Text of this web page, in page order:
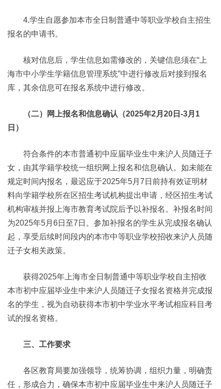
4.学生自愿参加本市全日制普通中等职业学校自主招生
报名的申请书。
核对信息后，学生信息如需修改的，关键信息须在“上
海市中小学生学籍信息管理系统”中进行修改后对接到报名
库，其余信息可在报名系统中进行修改。
（二）网上报名和信息确认（2025年2月20日-3月1
日）
符合条件的本市普通初中应届毕业生中来沪人员随迁子
女，由其学籍学校统一组织网上报名和信息确认。如未能在
规定时间内报名，最迟应于2025年5月7日前持有效证明材
料向学籍学校所在区招生考试机构提出申请，经区招生考试
机构审核并报上海市教育考试院后予以补报名。补报名时间
为2025年5月6日至7日。参加补报名的学生从完成报名确认
起，享受后续时间段内的本市中等职业学校招收来沪人员随
迁子女相关政策。
获得2025年上海市全日制普通中等职业学校自主招收
本市初中应届毕业生中来沪人员随迁子女报名资格并完成报
名的学生，视为自动获得本市初中学业水平考试相应科目考
试的报名资格。
三、工作要求
各区教育局要加强领导，统筹协调，组织力量，明确责
任，形成合力，确保本市初中应届毕业生中来沪人员随迁子